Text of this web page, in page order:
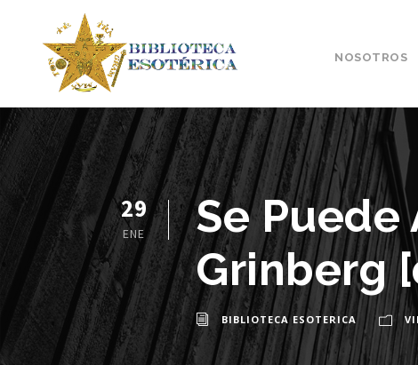
NOSOTROS
29
ENE
Se
Grinberg
BIBLIOTECA ESOTERICA